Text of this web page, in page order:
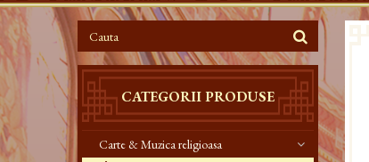
CATEGORII PRODUSE
Carte & Muzica religioasa